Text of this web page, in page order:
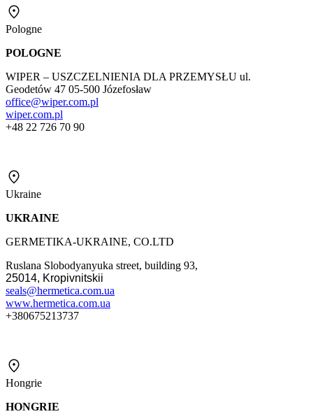
Pologne
POLOGNE
WIPER – USZCZELNIENIA DLA PRZEMYSŁU ul.
Geodetów 47 05-500 Józefosław
office@wiper.com.pl
wiper.com.pl
+48 22 726 70 90
Ukraine
UKRAINE
GERMETIKA-UKRAINE, CO.LTD
Ruslana Slobodyanyuka street, building 93,
25014, Kropivnitskii
seals@hermetica.com.ua
www.hermetica.com.ua
+380675213737
Hongrie
HONGRIE